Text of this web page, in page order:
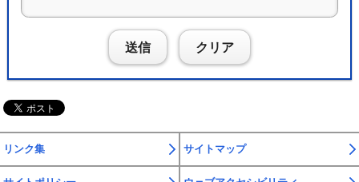
送信 クリア
リンク集 サイトマップ